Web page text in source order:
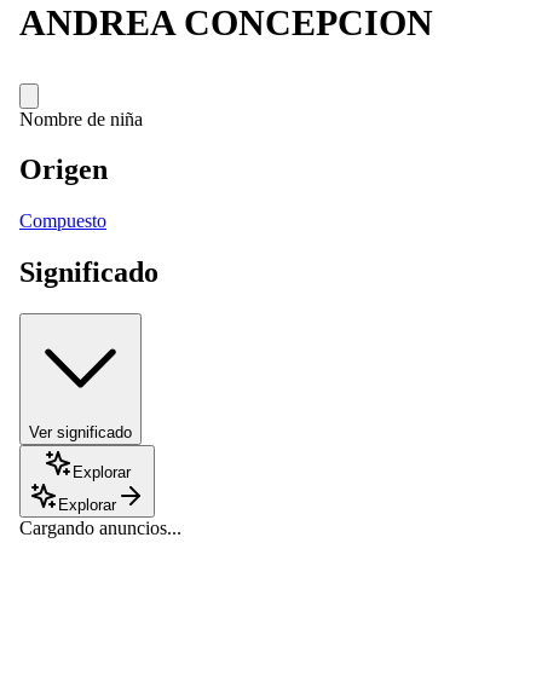
ANDREA CONCEPCION
Nombre de niña
Origen
Compuesto
Significado
Ver significado
Explorar
Explorar
Cargando anuncios...